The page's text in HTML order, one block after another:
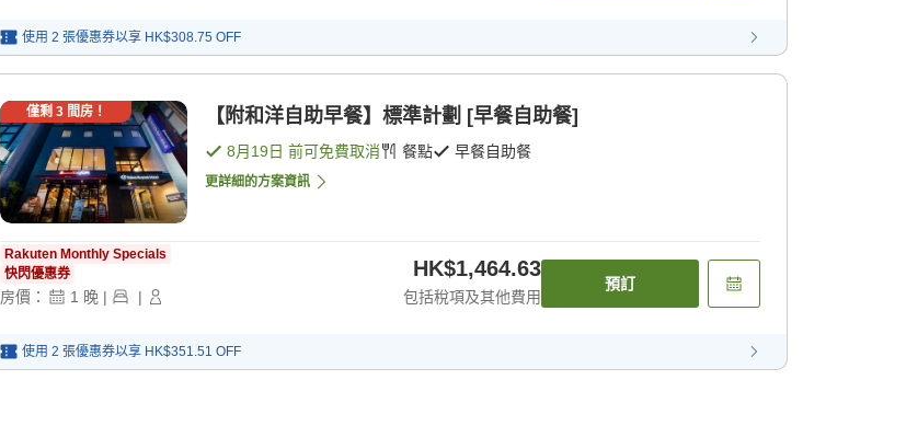
使用 2 張優惠券以享 HK$308.75 OFF
僅剩 3間房！ 【附和洋自助早餐】標準計劃 [早餐自助餐]
8月19日 前可免費取消 餐點 早餐自助餐
更詳細的方案資訊
Rakuten Monthly Specials
快閃優惠券
房價： 1 晚 | |
HK$1,464.63
包括稅項及其他費用
預訂
使用 2 張優惠券以享 HK$351.51 OFF